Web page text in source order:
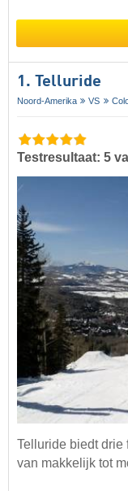
1. Telluride
Noord-Amerika VS
Testresultaat: 5
Telluride biedt drie
van makkelijk tot